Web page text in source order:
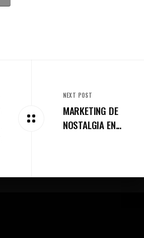
NEXT POST
MARKETING DE
NOSTALGIA EN...